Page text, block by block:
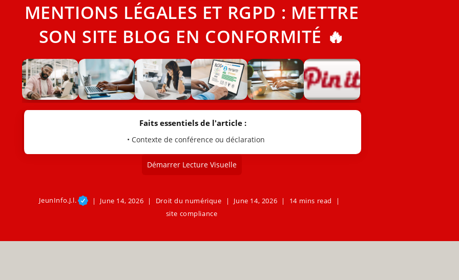
MENTIONS LÉGALES ET RGPD : METTRE
SON SITE BLOG EN CONFORMITÉ 🔥
Faits essentiels de l'article :
• Contexte de conférence ou déclaration
Démarrer Lecture Visuelle
JeunInfo.J.l. June 14, 2026 Droit du numérique June 14, 2026
14 mins read
site compliance